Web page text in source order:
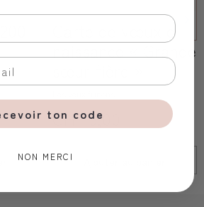
Carte de vœux de
naissance « Grande
CHF 5,00
ton code
NON MERCI